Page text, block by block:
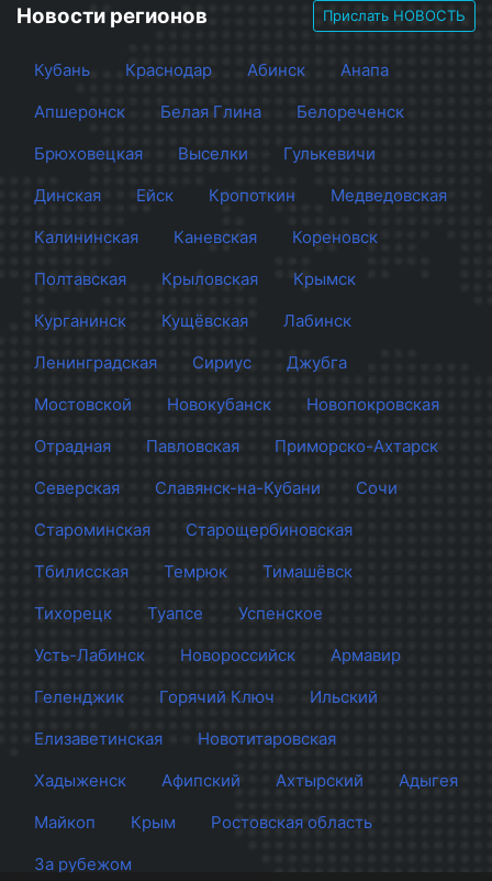
Новости регионов Прислать НОВОСТЬ
Кубань Краснодар Абинск
Анапа
Апшеронск
Белая Глина
Белореченск
Брюховецкая
Выселки
Гулькевичи
Динская
Ейск Кропоткин
Медведовская
Калининская
Каневская
Кореновск
Полтавская
Крыловская
Крымск
Курганинск
Кущёвская
Лабинск
Ленинградская
Сириус
Джубга
Мостовской
Новокубанск
Новопокровская
Отрадная
Павловская
Приморско-Ахтарск
Северская
Славянск-на-Кубани
Сочи
Староминская
Старощербиновская
Тбилисская
Темрюк
Тимашёвск
Тихорецк
Туапсе
Успенское
Усть-Лабинск
Новороссийск
Армавир
Геленджик
Горячий Ключ
Ильский
Елизаветинская
Новотитаровская
Хадыженск
Афипский Ахтырский
Адыгея
Майкоп
Крым
Ростовская область
За рубежом